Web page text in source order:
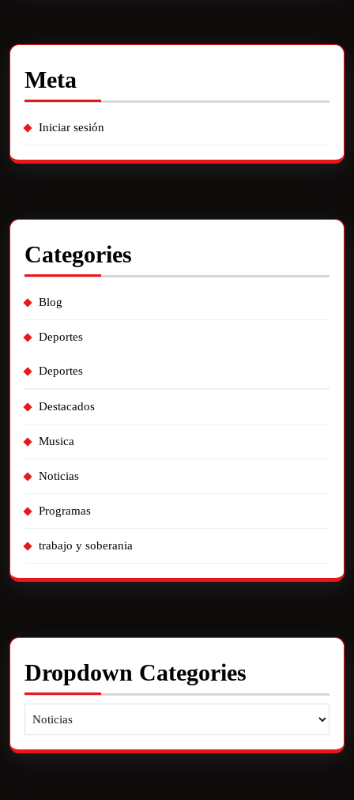
Meta
Iniciar sesión
Categories
Blog
Deportes
Deportes
Destacados
Musica
Noticias
Programas
trabajo y soberania
Dropdown Categories